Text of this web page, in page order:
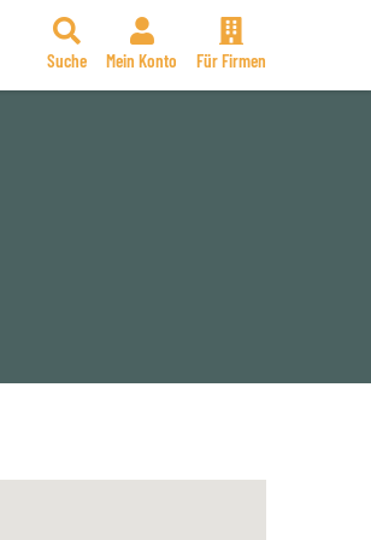
Suche Mein Konto Für Firmen